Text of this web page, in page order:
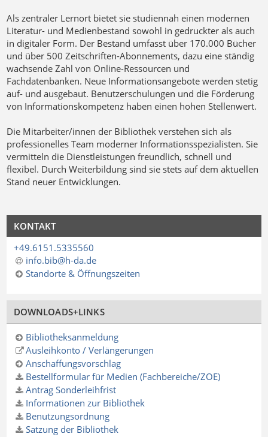
Als zentraler Lernort bietet sie studiennah einen modernen
Literatur- und Medienbestand sowohl in gedruckter als auch
in digitaler Form. Der Bestand umfasst über 170.000 Bücher
und über 500 Zeitschriften-Abonnements, dazu eine ständig
wachsende Zahl von Online-Ressourcen und
Fachdatenbanken. Neue Informationsangebote werden stetig
auf- und ausgebaut. Benutzerschulungen und die Förderung
von Informationskompetenz haben einen hohen Stellenwert.
Die Mitarbeiter/innen der Bibliothek verstehen sich als
professionelles Team moderner Informationsspezialisten. Sie
vermitteln die Dienstleistungen freundlich, schnell und
flexibel. Durch Weiterbildung sind sie stets auf dem aktuellen
Stand neuer Entwicklungen.
KONTAKT
+49.6151.5335560
info.bib@h-da.de
Standorte & Öffnungszeiten
DOWNLOADS+LINKS
Bibliotheksanmeldung
Ausleihkonto / Verlängerungen
Anschaffungsvorschlag
Bestellformular für Medien (Fachbereiche/ZOE)
Antrag Sonderleihfrist
Informationen zur Bibliothek
Benutzungsordnung
Satzung der Bibliothek